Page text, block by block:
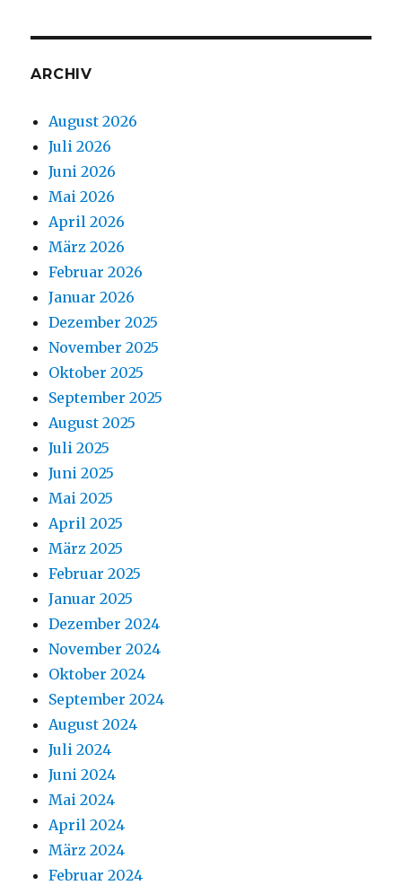
ARCHIV
August 2026
Juli 2026
Juni 2026
Mai 2026
April 2026
März 2026
Februar 2026
Januar 2026
Dezember 2025
November 2025
Oktober 2025
September 2025
August 2025
Juli 2025
Juni 2025
Mai 2025
April 2025
März 2025
Februar 2025
Januar 2025
Dezember 2024
November 2024
Oktober 2024
September 2024
August 2024
Juli 2024
Juni 2024
Mai 2024
April 2024
März 2024
Februar 2024